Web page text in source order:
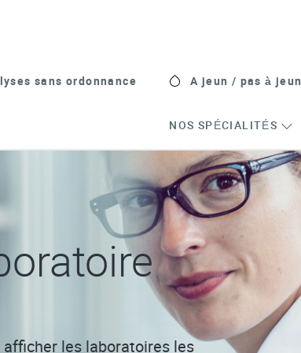
sans ordonnance A jeun / pas à jeun
NOS SPÉCIALITÉS
les laboratoires les